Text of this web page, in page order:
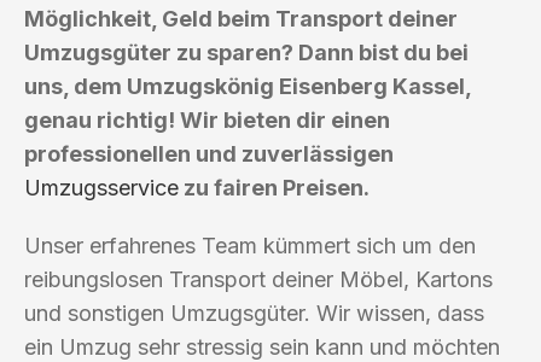
Möglichkeit, Geld beim Transport deiner
Umzugsgüter zu sparen? Dann bist du bei
uns, dem Umzugskönig Eisenberg Kassel,
genau richtig! Wir bieten dir einen
professionellen und zuverlässigen
Umzugsservice zu fairen Preisen.
Unser erfahrenes Team kümmert sich um den
reibungslosen Transport deiner Möbel, Kartons
und sonstigen Umzugsgüter. Wir wissen, dass
ein Umzug sehr stressig sein kann und möchten